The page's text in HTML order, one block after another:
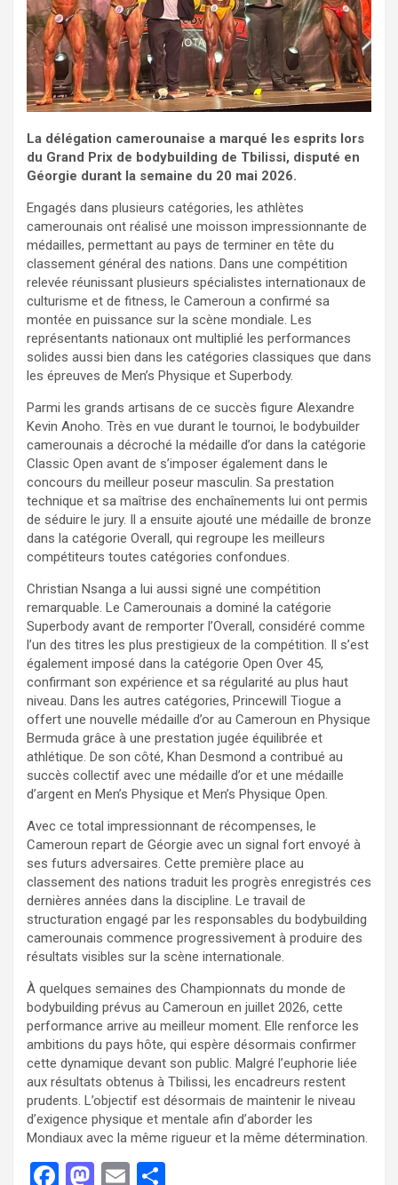
La délégation camerounaise a marqué les esprits lors
du Grand Prix de bodybuilding de Tbilissi, disputé en
Géorgie durant la semaine du 20 mai 2026.
Engagés dans plusieurs catégories, les athlètes
camerounais ont réalisé une moisson impressionnante de
médailles, permettant au pays de terminer en tête du
classement général des nations. Dans une compétition
relevée réunissant plusieurs spécialistes internationaux de
culturisme et de fitness, le Cameroun a confirmé sa
montée en puissance sur la scène mondiale. Les
représentants nationaux ont multiplié les performances
solides aussi bien dans les catégories classiques que dans
les épreuves de Men’s Physique et Superbody.
Parmi les grands artisans de ce succès figure Alexandre
Kevin Anoho. Très en vue durant le tournoi, le bodybuilder
camerounais a décroché la médaille d’or dans la catégorie
Classic Open avant de s’imposer également dans le
concours du meilleur poseur masculin. Sa prestation
technique et sa maîtrise des enchaînements lui ont permis
de séduire le jury. Il a ensuite ajouté une médaille de bronze
dans la catégorie Overall, qui regroupe les meilleurs
compétiteurs toutes catégories confondues.
Christian Nsanga a lui aussi signé une compétition
remarquable. Le Camerounais a dominé la catégorie
Superbody avant de remporter l’Overall, considéré comme
l’un des titres les plus prestigieux de la compétition. Il s’est
également imposé dans la catégorie Open Over 45,
confirmant son expérience et sa régularité au plus haut
niveau. Dans les autres catégories, Princewill Tiogue a
offert une nouvelle médaille d’or au Cameroun en Physique
Bermuda grâce à une prestation jugée équilibrée et
athlétique. De son côté, Khan Desmond a contribué au
succès collectif avec une médaille d’or et une médaille
d’argent en Men’s Physique et Men’s Physique Open.
Avec ce total impressionnant de récompenses, le
Cameroun repart de Géorgie avec un signal fort envoyé à
ses futurs adversaires. Cette première place au
classement des nations traduit les progrès enregistrés ces
dernières années dans la discipline. Le travail de
structuration engagé par les responsables du bodybuilding
camerounais commence progressivement à produire des
résultats visibles sur la scène internationale.
À quelques semaines des Championnats du monde de
bodybuilding prévus au Cameroun en juillet 2026, cette
performance arrive au meilleur moment. Elle renforce les
ambitions du pays hôte, qui espère désormais confirmer
cette dynamique devant son public. Malgré l’euphorie liée
aux résultats obtenus à Tbilissi, les encadreurs restent
prudents. L’objectif est désormais de maintenir le niveau
d’exigence physique et mentale afin d’aborder les
Mondiaux avec la même rigueur et la même détermination.
F M E